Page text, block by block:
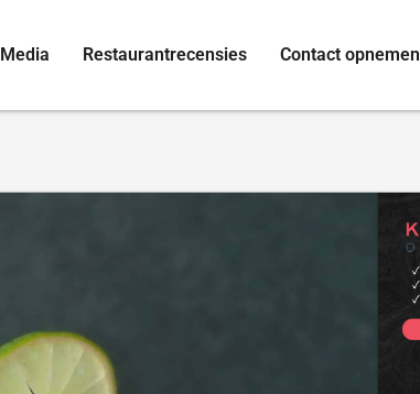
Media Restaurantrecensies Contact opnemen